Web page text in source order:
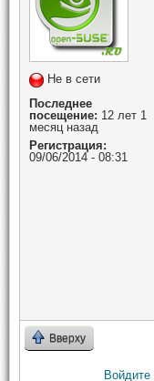
Не в сети
Последнее
посещение: 12 лет 1
месяц назад
Регистрация:
09/06/2014 - 08:31
Вверху
Войдите